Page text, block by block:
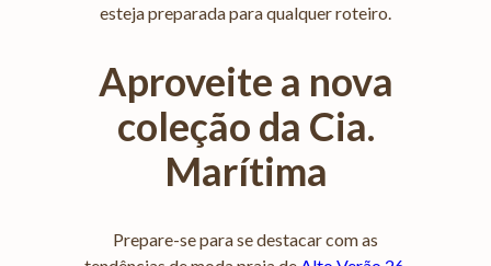
esteja preparada para qualquer roteiro.
Aproveite a nova
coleção da Cia.
Marítima
Prepare-se para se destacar com as